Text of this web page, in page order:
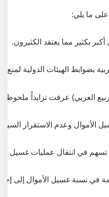
ما يلي:
بكثير مما يعتقد الكثيرون.
بضوابط الهيئات الدولية
العربي) عرفت تزايداً
الأموال وعدم الاستقرار
في انتقال عمليات غسيل
في نسبة غسيل الأموال إلى